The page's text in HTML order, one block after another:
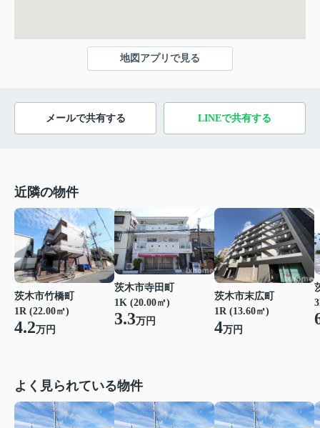
地図アプリで見る
メールで共有する LINEで共有する
近隣の物件
茨木市竹橋町
1R (22.00㎡)
4.2万円
茨木市寺田町
1K (20.00㎡)
3.3万円
茨木市末広町
1R (13.60㎡)
4万円
よく見られている物件